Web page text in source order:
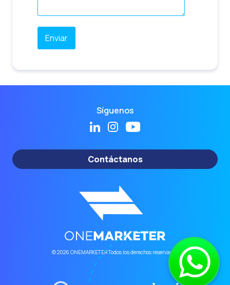
Síguenos
Contáctanos
© 2026 ONEMARKETER Todos los derechos reservados